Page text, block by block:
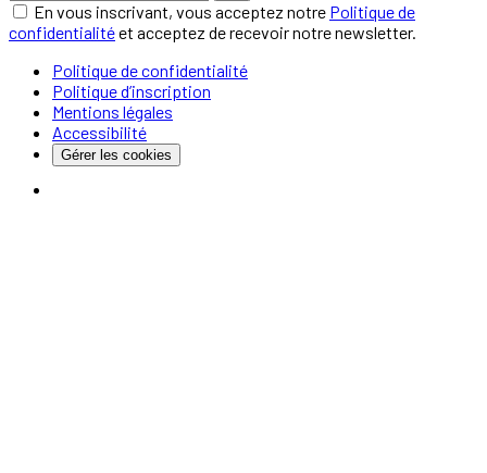
En vous inscrivant, vous acceptez notre Politique de
confidentialitéet acceptez de recevoir notre newsletter.
Politique de confidentialité
Politique d’inscription
Mentions légales
Accessibilité
Gérer les cookies